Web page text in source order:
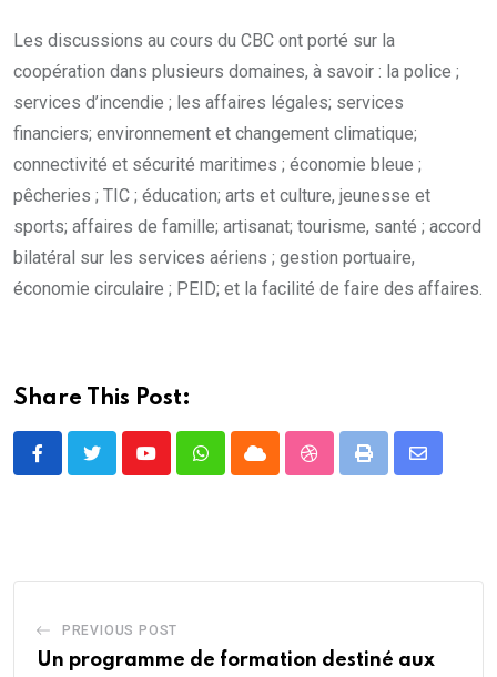
Les discussions au cours du CBC ont porté sur la
coopération dans plusieurs domaines, à savoir : la police ;
services d’incendie ; les affaires légales; services
financiers; environnement et changement climatique;
connectivité et sécurité maritimes ; économie bleue ;
pêcheries ; TIC ; éducation; arts et culture, jeunesse et
sports; affaires de famille; artisanat; tourisme, santé ; accord
bilatéral sur les services aériens ; gestion portuaire,
économie circulaire ; PEID; et la facilité de faire des affaires.
Share This Post:
YoutubeWhatsappCloud StumbleUpon
Print
Share
PREVIOUS POST
Un programme de formation destiné aux